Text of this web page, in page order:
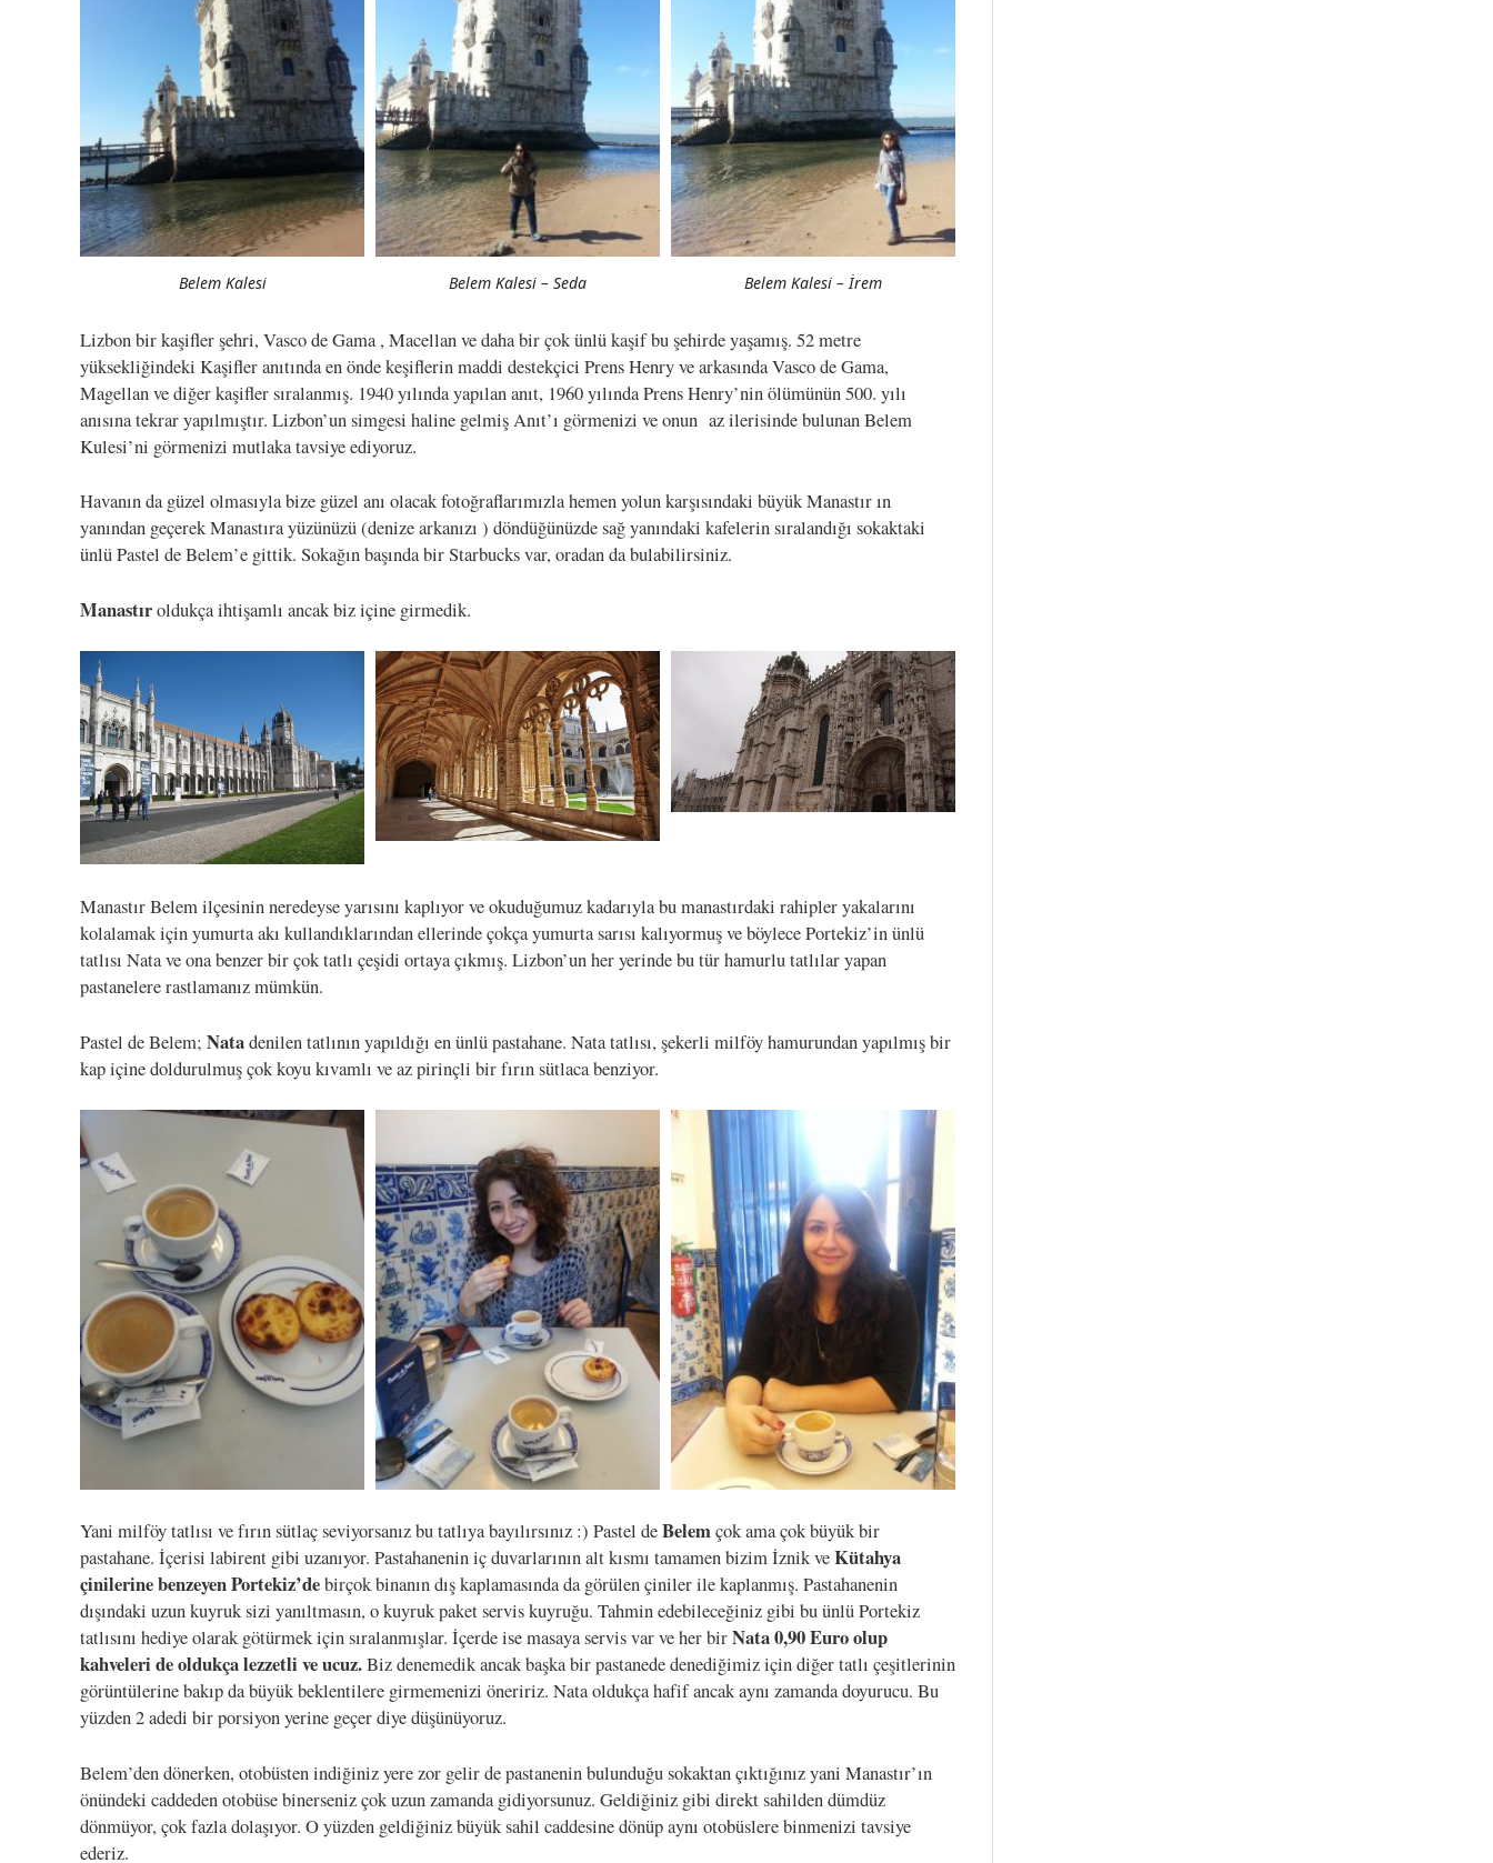
Belem Kalesi Belem Kalesi – Seda Belem Kalesi – İrem
Lizbon bir kaşifler şehri, Vasco de Gama , Macellan ve daha bir çok ünlü kaşif bu şehirde yaşamış. 52 metre
yüksekliğindeki Kaşifler anıtında en önde keşiflerin maddi destekçici Prens Henry ve arkasında Vasco de Gama,
Magellan ve diğer kaşifler sıralanmış. 1940 yılında yapılan anıt, 1960 yılında Prens Henry’nin ölümünün 500. yılı
anısına tekrar yapılmıştır. Lizbon’un simgesi haline gelmiş Anıt’ı görmenizi ve onun az ilerisinde bulunan Belem
Kulesi’ni görmenizi mutlaka tavsiye ediyoruz.
Havanın da güzel olmasıyla bize güzel anı olacak fotoğraflarımızla hemen yolun karşısındaki büyük Manastır ın
yanından geçerek Manastıra yüzünüzü (denize arkanızı ) döndüğünüzde sağ yanındaki kafelerin sıralandığı sokaktaki
ünlü Pastel de Belem’e gittik. Sokağın başında bir Starbucks var, oradan da bulabilirsiniz.
Manastıroldukça ihtişamlı ancak biz içine girmedik.
Manastır Belem ilçesinin neredeyse yarısını kaplıyor ve okuduğumuz kadarıyla bu manastırdaki rahipler yakalarını
kolalamak için yumurta akı kullandıklarından ellerinde çokça yumurta sarısı kalıyormuş ve böylece Portekiz’in ünlü
tatlısı Nata ve ona benzer bir çok tatlı çeşidi ortaya çıkmış. Lizbon’un her yerinde bu tür hamurlu tatlılar yapan
pastanelere rastlamanız mümkün.
Pastel de Belem; Natadenilen tatlının yapıldığı en ünlü pastahane. Nata tatlısı, şekerli milföy hamurundan yapılmış bir
kap içine doldurulmuş çok koyu kıvamlı ve az pirinçli bir fırın sütlaca benziyor.
Yani milföy tatlısı ve fırın sütlaç seviyorsanız bu tatlıya bayılırsınız :) Pastel deBelemçok ama çok büyük bir
pastahane. İçerisi labirent gibi uzanıyor. Pastahanenin iç duvarlarının alt kısmı tamamen bizim İznik veKütahya
çinilerine benzeyen Portekiz’debirçok binanın dış kaplamasında da görülen çiniler ile kaplanmış. Pastahanenin
dışındaki uzun kuyruk sizi yanıltmasın, o kuyruk paket servis kuyruğu. Tahmin edebileceğiniz gibi bu ünlü Portekiz
tatlısını hediye olarak götürmek için sıralanmışlar. İçerde ise masaya servis var ve her birNata 0,90 Euro olup
kahveleri de oldukça lezzetli ve ucuz.Biz denemedik ancak başka bir pastanede denediğimiz için diğer tatlı çeşitlerinin
görüntülerine bakıp da büyük beklentilere girmemenizi öneririz. Nata oldukça hafif ancak aynı zamanda doyurucu. Bu
yüzden 2 adedi bir porsiyon yerine geçer diye düşünüyoruz.
Belem’den dönerken, otobüsten indiğiniz yere zor gelir de pastanenin bulunduğu sokaktan çıktığınız yani Manastır’ın
önündeki caddeden otobüse binerseniz çok uzun zamanda gidiyorsunuz. Geldiğiniz gibi direkt sahilden dümdüz
dönmüyor, çok fazla dolaşıyor. O yüzden geldiğiniz büyük sahil caddesine dönüp aynı otobüslere binmenizi tavsiye
ederiz.